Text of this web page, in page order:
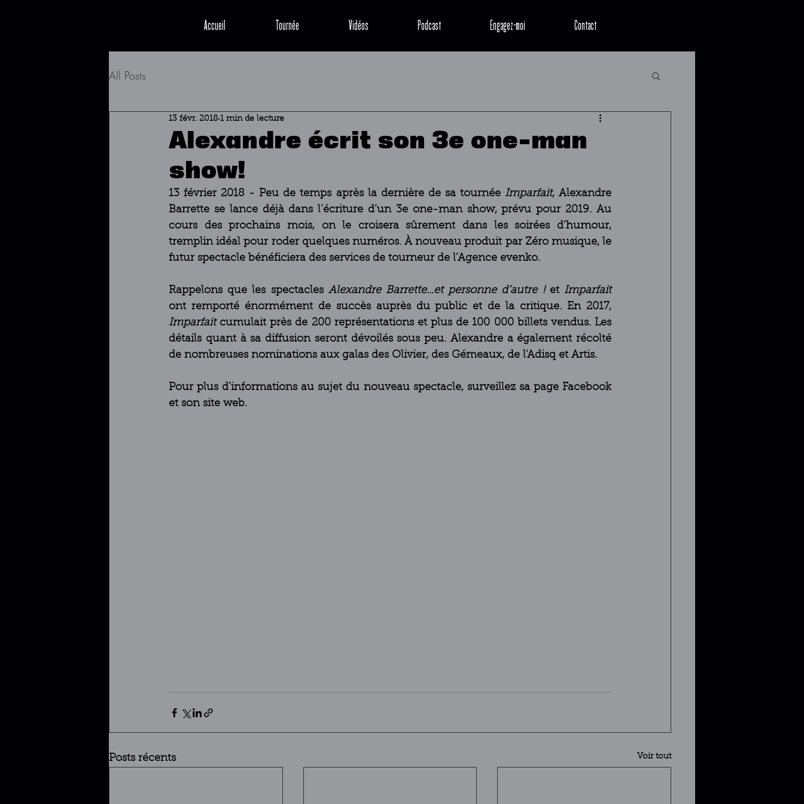
Accueil Tournée Vidéos Podcast Engagez-moi Contact
All Posts
Alexandre écrit son 3e one-man
show!
13 févr. 2018 1 min de lecture
13 février 2018 - Peu de temps après la dernière de sa tournée Imparfait, Alexandre
Barrette se lance déjà dans l’écriture d’un 3e one-man show, prévu pour 2019. Au
cours des prochains mois, on le croisera sûrement dans les soirées d’humour,
tremplin idéal pour roder quelques numéros. À nouveau produit par Zéro musique, le
futur spectacle bénéficiera des services de tourneur de l’Agence evenko.
Rappelons que les spectacles Alexandre Barrette…et personne d’autre ! et Imparfait
Imparfait cumulait près de 200 représentations et plus de 100 000 billets vendus. Les
détails quant à sa diffusion seront dévoilés sous peu. Alexandre a également récolté
de nombreuses nominations aux galas des Olivier, des Gémeaux, de l'Adisq et Artis.
Pour plus d’informations au sujet du nouveau spectacle, surveillez sa page Facebook
et son site web.
Posts récents Voir tout